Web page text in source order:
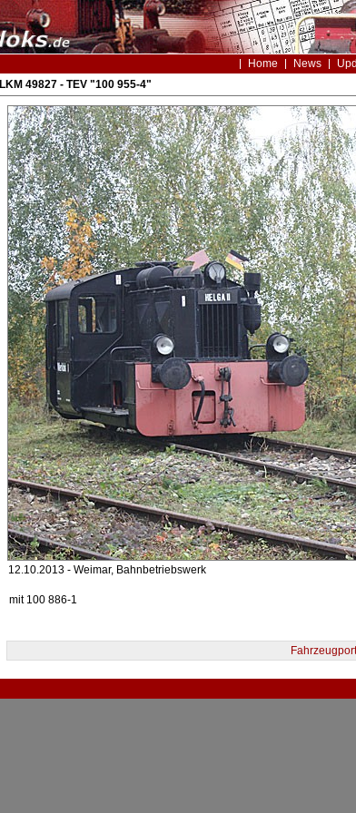
Home News
LKM 49827 - TEV "100 955-4"
12.10.2013 - Weimar, Bahnbetriebswerk
mit 100 886-1